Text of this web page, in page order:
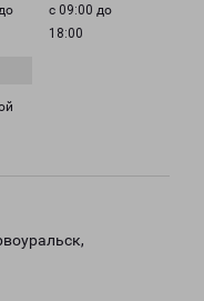
с 09:00 до
18:00